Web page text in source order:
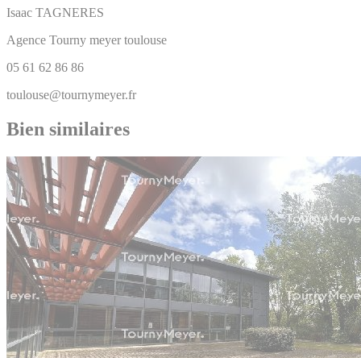
Isaac TAGNERES
Agence Tourny meyer toulouse
05 61 62 86 86
toulouse@tournymeyer.fr
Bien similaires